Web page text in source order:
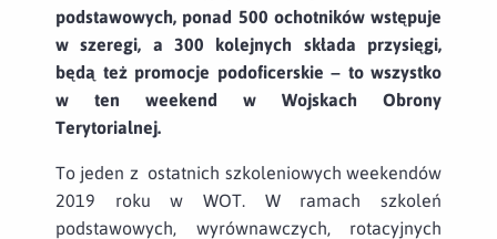
podstawowych, ponad 500 ochotników wstępuje
w szeregi, a 300 kolejnych składa przysięgi,
będą też promocje podoficerskie – to wszystko
w ten weekend w Wojskach Obrony
Terytorialnej.
To jeden z ostatnich szkoleniowych weekendów
2019 roku w WOT. W ramach szkoleń
podstawowych, wyrównawczych, rotacyjnych